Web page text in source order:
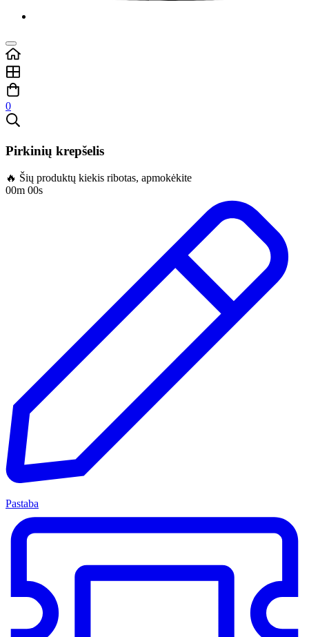
0
Pirkinių krepšelis
🔥 Šių produktų kiekis ribotas, apmokėkite
00m 00s
Pastaba